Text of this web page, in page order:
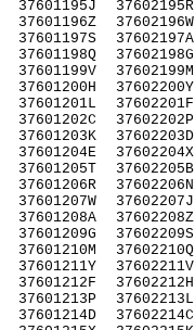
37601195J
37601196Z
37601197S
37601198Q
37601199V
37601200H
37601201L
37601202C
37601203K
37601204E
37601205T
37601206R
37601207W
37601208A
37601209G
37601210M
37601211Y
37601212F
37601213P
37601214D
37602195R
37602196W
37602197A
37602198G
37602199M
37602200Y
37602201F
37602202P
37602203D
37602204X
37602205B
37602206N
37602207J
37602208Z
37602209S
37602210Q
37602211V
37602212H
37602213L
37602214C